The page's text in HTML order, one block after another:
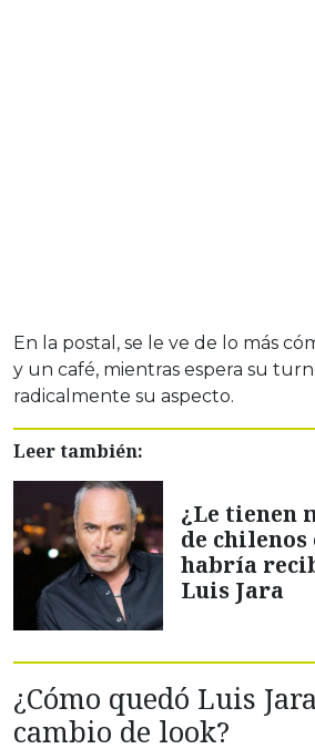
En la postal, se le ve de lo más
y un café, mientras espera su
radicalmente su aspecto.
Leer también:
¿Le tienen
de
habría
Luis Jara
¿Cómo quedó Luis
cambio de look?